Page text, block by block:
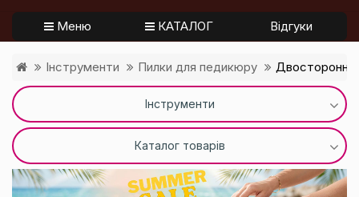
Меню КАТАЛОГ Відгуки
Інструменти Пилки для педикюру Двостороння
Інструменти
Каталог товарів